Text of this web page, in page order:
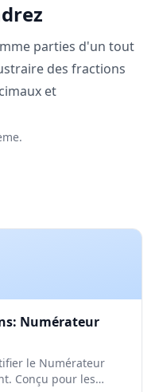
parties d'un tout
des fractions
et
Numérateur
le Numérateur
Conçu pour les